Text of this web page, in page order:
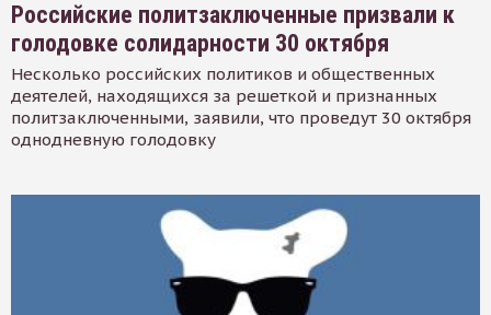
Российские политзаключенные призвали к
голодовке солидарности 30 октября
Несколько российских политиков и общественных
деятелей, находящихся за решеткой и признанных
политзаключенными, заявили, что проведут 30 октября
однодневную голодовку